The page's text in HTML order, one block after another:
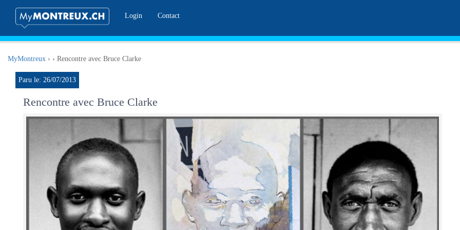
Login
Contact
MyMontreux › › Rencontre avec Bruce Clarke
Paru le: 26/07/2013
Rencontre avec Bruce Clarke